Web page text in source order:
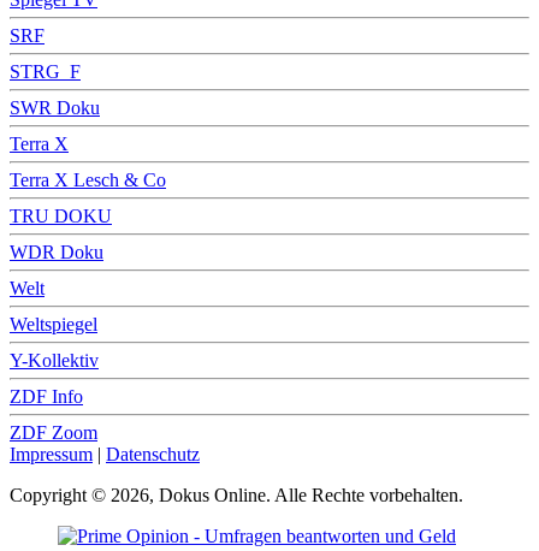
SRF
STRG_F
SWR Doku
Terra X
Terra X Lesch & Co
TRU DOKU
WDR Doku
Welt
Weltspiegel
Y-Kollektiv
ZDF Info
ZDF Zoom
Impressum | Datenschutz
Copyright © 2026, Dokus Online. Alle Rechte vorbehalten.